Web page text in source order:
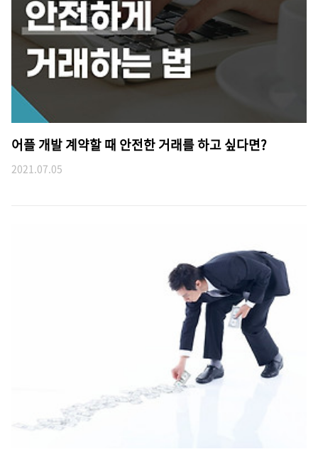
어플 개발 계약할 때 안전한 거래를 하고 싶다면?
2021.07.05